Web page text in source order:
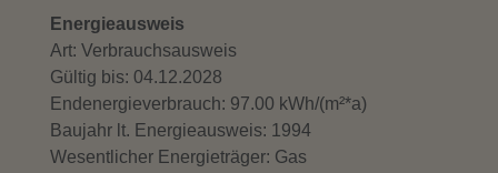
Energieausweis
Art: Verbrauchsausweis
Gültig bis: 04.12.2028
Endenergieverbrauch: 97.00 kWh/(m²*a)
Baujahr lt. Energieausweis: 1994
Wesentlicher Energieträger: Gas